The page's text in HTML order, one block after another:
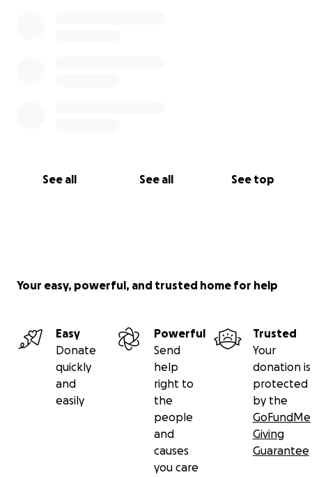
See all See all See top
Your easy, powerful, and trusted home for help
Easy
Donate
quickly
and
easily
Powerful
Send
help
right to
the
people
and
causes
you care
Trusted
Your
donation is
protected
by the
GoFundMe
Giving
Guarantee